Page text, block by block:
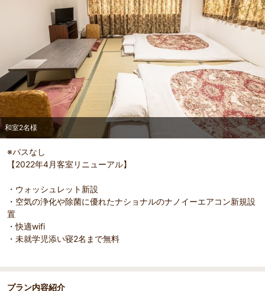
和室2名様
※バスなし
【2022年4月客室リニューアル】
・ウォッシュレット新設
・空気の浄化や除菌に優れたナショナルのナノイーエアコン新規設
置
・快適wifi
・未就学児添い寝2名まで無料
プラン内容紹介
部屋詳細
和室2名様